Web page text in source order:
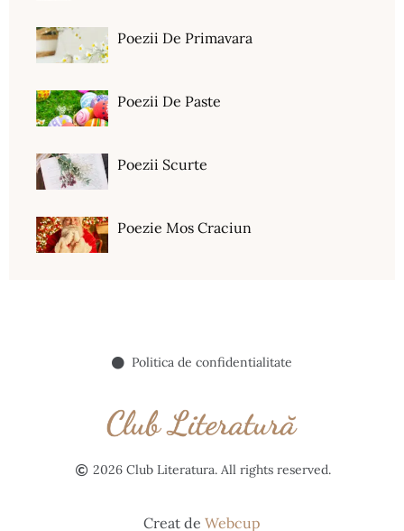
Poezii De Primavara
Poezii De Paste
Poezii Scurte
Poezie Mos Craciun
Politica de confidentialitate
2026 Club Literatura. All rights reserved.
Creat de Webcup